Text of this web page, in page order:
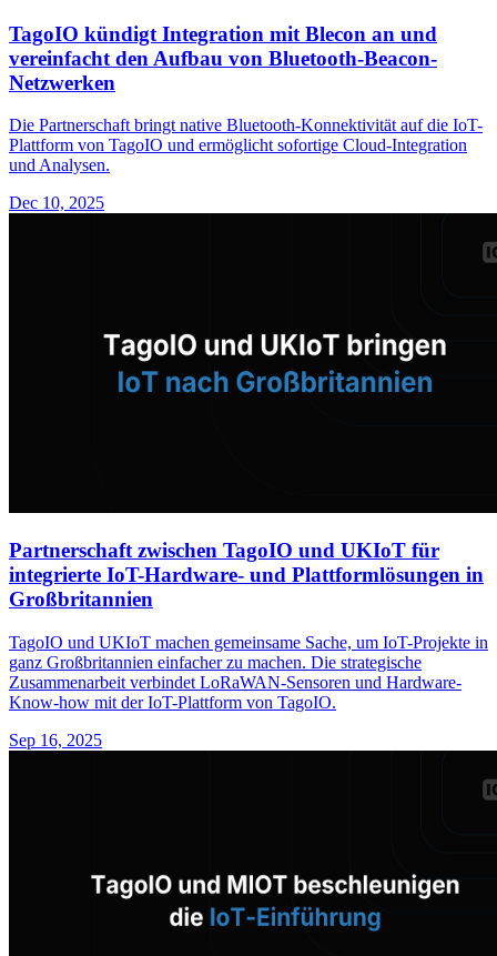
TagoIO kündigt Integration mit Blecon an und
vereinfacht den Aufbau von Bluetooth-Beacon-
Netzwerken
Die Partnerschaft bringt native Bluetooth-Konnektivität auf die IoT-
Plattform von TagoIO und ermöglicht sofortige Cloud-Integration
und Analysen.
Dec 10, 2025
Partnerschaft zwischen TagoIO und UKIoT für
integrierte IoT-Hardware- und Plattformlösungen in
Großbritannien
TagoIO und UKIoT machen gemeinsame Sache, um IoT-Projekte in
ganz Großbritannien einfacher zu machen. Die strategische
Zusammenarbeit verbindet LoRaWAN-Sensoren und Hardware-
Know-how mit der IoT-Plattform von TagoIO.
Sep 16, 2025